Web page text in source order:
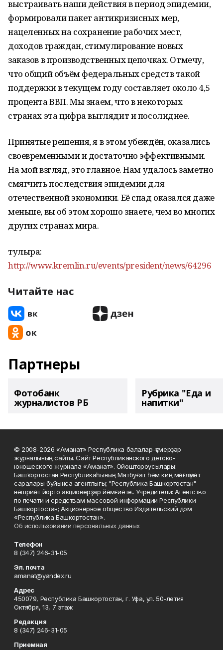
выстраивать наши действия в период эпидемии,
формировали пакет антикризисных мер,
нацеленных на сохранение рабочих мест,
доходов граждан, стимулирование новых
заказов в производственных цепочках. Отмечу,
что общий объём федеральных средств такой
поддержки в текущем году составляет около 4,5
процента ВВП. Мы знаем, что в некоторых
странах эта цифра выглядит и посолиднее.
Принятые решения, я в этом убеждён, оказались
своевременными и достаточно эффективными.
На мой взгляд, это главное. Нам удалось заметно
смягчить последствия эпидемии для
отечественной экономики. Её спад оказался даже
меньше, вы об этом хорошо знаете, чем во многих
других странах мира.
тулыраҡ:
http://www.kremlin.ru/events/president/news/64296
Читайте нас
Партнеры
Фотобанк
журналистов РБ
Рубрика "Еда и
напитки"
© 2008-2026 «Аманат» Республика балалар-үҫмерҙәр
журналының сайты. Сайт Республиканского детско-
юношеского журнала «Аманат». Ойоштороусылары:
Башҡортостан Республикаһының Матбуғат һәм киң мәғлүмәт
саралары буйынса агентлығы; "Республика Башкортостан"
нәшриәт йорто акционерҙар йәмғиәте.. Учредители: Агентство
по печати и средствам массовой информации Республики
Башкортостан; Акционерное общество Издательский дом
«Республика Башкортостан».
Об использовании персональных данных
Телефон
8 (347) 246-31-05
Эл. почта
amanat@yandex.ru
Адрес
450079, Республика Башкортостан, г. Уфа, ул. 50-летия
Октября, 13, 7 этаж
Редакция
8 (347) 246-31-05
Приемная